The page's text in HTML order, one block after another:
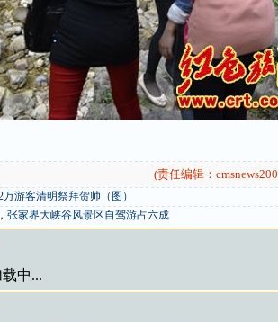
(责任编辑：
游客清明祭拜贺帅（图）
张家界大峡谷风景区自驾游占六成
中...